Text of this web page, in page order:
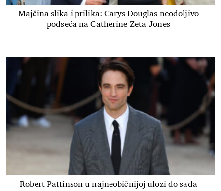
Majčina slika i prilika: Carys Douglas neodoljivo
podseća na Catherine Zeta-Jones
Robert Pattinson u najneobičnijoj ulozi do sada